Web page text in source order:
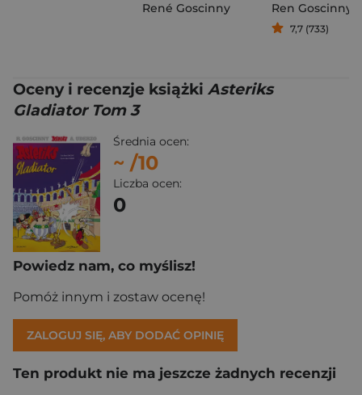
René Goscinny
Ren Goscinny
7,7 (733)
Oceny i recenzje książki Asteriks
Gladiator Tom 3
Średnia ocen:
~ /10
Liczba ocen:
0
Powiedz nam, co myślisz!
Pomóż innym i zostaw ocenę!
ZALOGUJ SIĘ, ABY DODAĆ OPINIĘ
Ten produkt nie ma jeszcze żadnych recenzji